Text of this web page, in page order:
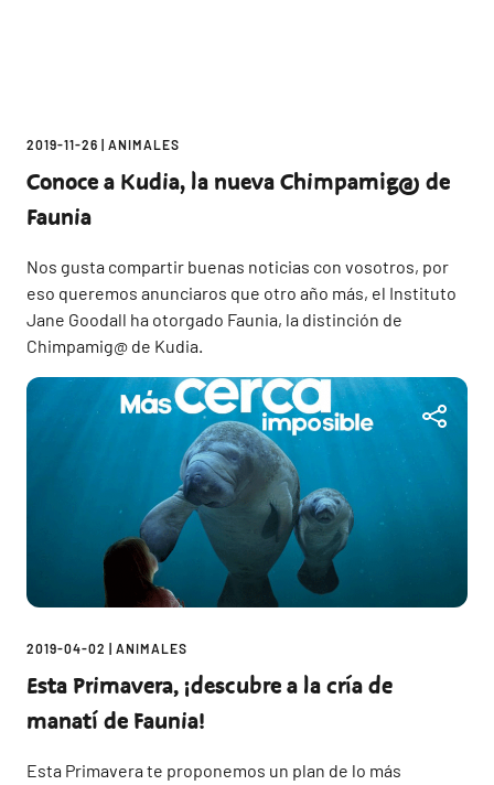
2019-11-26 ANIMALES
Conoce a Kudia, la nueva Chimpamig@ de
Faunia
Nos gusta compartir buenas noticias con vosotros, por
eso queremos anunciaros que otro año más, el Instituto
Jane Goodall ha otorgado Faunia, la distinción de
Chimpamig@ de Kudia.
2019-04-02 ANIMALES
Esta Primavera, ¡descubre a la cría de
manatí de Faunia!
Esta Primavera te proponemos un plan de lo más